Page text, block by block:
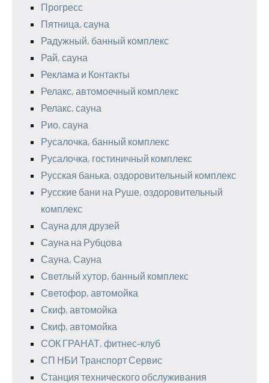
Прогресс
Пятница, сауна
Радужный, банный комплекс
Рай, сауна
Реклама и Контакты
Релакс, автомоечный комплекс
Релакс, сауна
Рио, сауна
Русалочка, банный комплекс
Русалочка, гостиничный комплекс
Русская банька, оздоровительный комплекс
Русские бани на Руше, оздоровительный
комплекс
Сауна для друзей
Сауна на Рубцова
Сауна, Сауна
Светлый хутор, банный комплекс
Светофор, автомойка
Скиф, автомойка
Скиф, автомойка
СОК ГРАНАТ, фитнес-клуб
СП НБИ Транспорт Сервис
Станция технического обслуживания